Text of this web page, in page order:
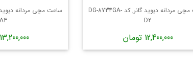
ساعت مچی مردانه دیوید گانر, کد DG-8734GA-
D2
12,400,000 تومان
A3
13,200,000 تومان